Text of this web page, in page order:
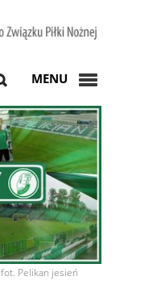
MENU
fot. Pelikan jesień